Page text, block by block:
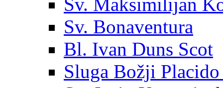
Sv. Bonaventura
Bl. Ivan Duns Scot
Sluga Božji Placido